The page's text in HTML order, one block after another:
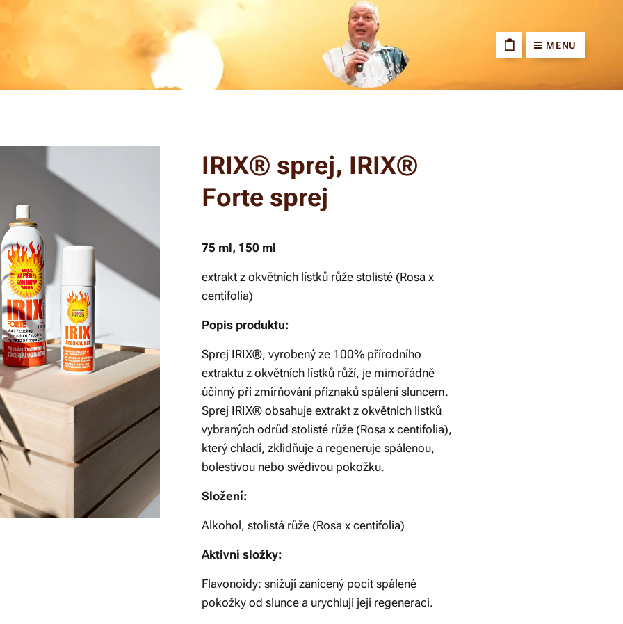
MENU
IRIX® sprej, IRIX®
Forte sprej
75 ml, 150 ml
extrakt z okvětních lístků růže stolisté (Rosa x
centifolia)
Popis produktu:
Sprej IRIX®, vyrobený ze 100% přírodního
extraktu z okvětních lístků růží, je mimořádně
účinný při zmírňování příznaků spálení sluncem.
Sprej IRIX® obsahuje extrakt z okvětních lístků
vybraných odrůd stolisté růže (Rosa x centifolia),
který chladí, zklidňuje a regeneruje spálenou,
bolestivou nebo svědivou pokožku.
Složení:
Alkohol, stolistá růže (Rosa x centifolia)
Aktivní složky:
Flavonoidy: snižují zanícený pocit spálené
pokožky od slunce a urychlují její regeneraci.